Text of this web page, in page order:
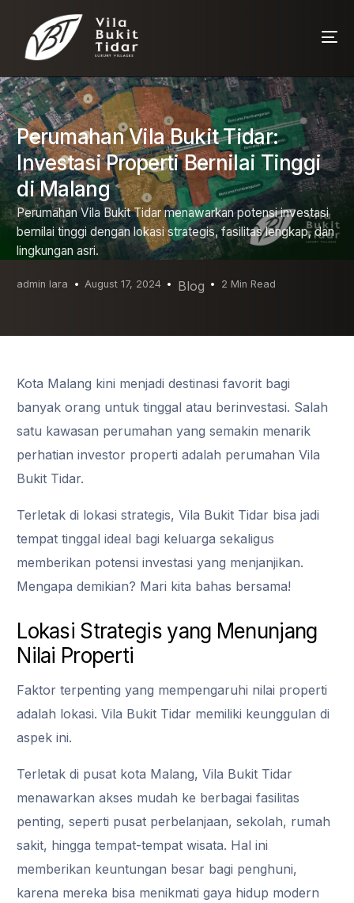
Perumahan Vila Bukit Tidar:
Investasi Properti Bernilai Tinggi
di Malang
Perumahan Vila Bukit Tidar menawarkan potensi investasi
bernilai tinggi dengan lokasi strategis, fasilitas lengkap, dan
lingkungan asri.
admin lara August 17, 2024 Blog 2 Min Read
Kota Malang kini menjadi destinasi favorit bagi
banyak orang untuk tinggal atau berinvestasi. Salah
satu kawasan perumahan yang semakin menarik
perhatian investor properti adalah perumahan Vila
Bukit Tidar.
Terletak di lokasi strategis, Vila Bukit Tidar bisa jadi
tempat tinggal ideal bagi keluarga sekaligus
memberikan potensi investasi yang menjanjikan.
Mengapa demikian? Mari kita bahas bersama!
Lokasi Strategis yang Menunjang
Nilai Properti
Faktor terpenting yang mempengaruhi nilai properti
adalah lokasi. Vila Bukit Tidar memiliki keunggulan di
aspek ini.
Terletak di pusat kota Malang, Vila Bukit Tidar
menawarkan akses mudah ke berbagai fasilitas
penting, seperti pusat perbelanjaan, sekolah, rumah
sakit, hingga tempat-tempat wisata. Hal ini
memberikan keuntungan besar bagi penghuni,
karena mereka bisa menikmati gaya hidup modern